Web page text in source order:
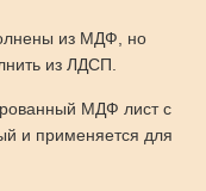
из МДФ, но
из ЛДСП.
МДФ лист с
и применяется для